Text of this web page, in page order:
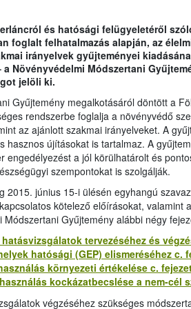
és hatósági felügyeletéről
foglalt felhatalmazás alapján, az
irányelvek gyűjteményei
a Növényvédelmi Módszertani
jelöli ki.
Gyűjtemény megalkotásáról döntött a
rendszerbe foglalja a növényvédő
az ajánlott szakmai irányelveket. A
hasznos újításokat is tartalmaz. A
engedélyezést a jól körülhatárolt és
szempontokat is szolgálják.
2015. június 15-i ülésén egyhangú
kötelező előírásokat, valamint
Gyűjtemény alábbi négy
tervezéséhez és
hatósági (GEP) elismeréséhez c.
környezeti értékelése c.
kockázatbecslése a nem-cél
végzéséhez szükséges